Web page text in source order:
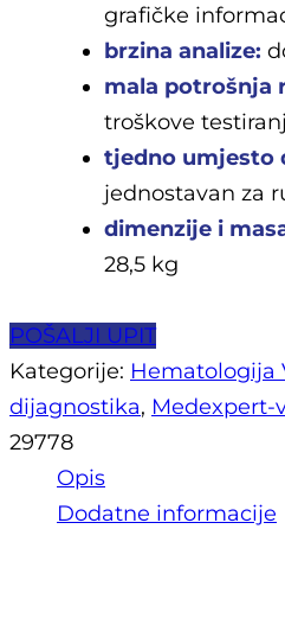
grafičke
brzina analize:
mala potrošnja
troškove
tjedno umjesto
jednostavan za
dimenzije i
28,5 kg
POŠALJI UPIT
Kategorije: Hematologija
dijagnostika, Medexpert-
29778
Opis
Dodatne informacije